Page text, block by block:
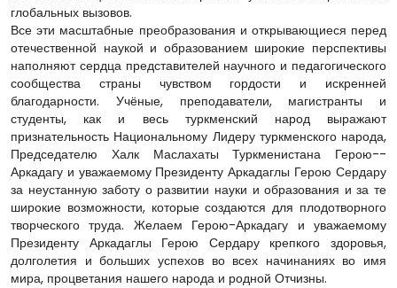
глобальных вызовов.
Все эти масштабные преобразования и открывающиеся перед
отечественной наукой и образованием широкие перспективы
наполняют сердца представителей научного и педагогического
сообщества страны чувством гордости и искренней
благодарности. Учёные, преподаватели, магистранты и
студенты, как и весь туркменский народ выражают
признательность Национальному Лидеру туркменского народа,
Председателю Халк Маслахаты Туркменистана Герою-­
Аркадагу и уважаемому Президенту ­Аркадаглы Герою Сердару
за неустанную заботу о развитии науки и образования и за те
широкие возможности, которые создаются для плодотворного
творческого труда. Желаем Герою-­Аркадагу и уважаемому
Президенту ­Аркадаглы Герою Сердару крепкого здоровья,
долголетия и больших успехов во всех начинаниях во имя
мира, процветания нашего народа и родной Отчизны.